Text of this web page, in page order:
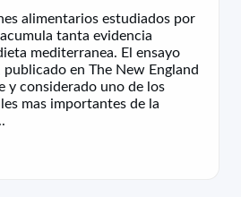
alimentarios estudiados por
tanta evidencia
mediterranea. El ensayo
en The New England
y considerado uno de los
mas importantes de la